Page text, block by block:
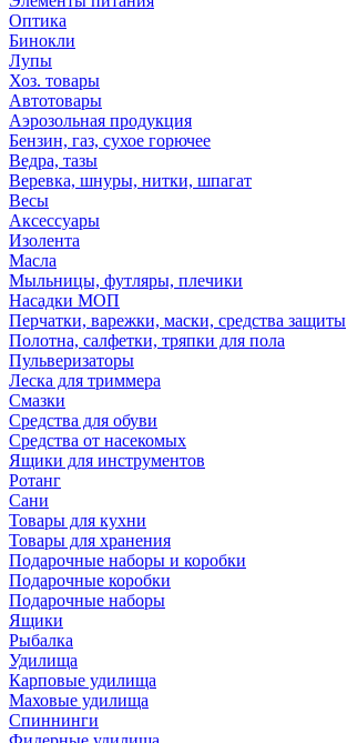
Оптика
Бинокли
Лупы
Хоз. товары
Автотовары
Аэрозольная продукция
Бензин, газ, сухое горючее
Ведра, тазы
Веревка, шнуры, нитки, шпагат
Весы
Аксессуары
Изолента
Масла
Мыльницы, футляры, плечики
Насадки МОП
Перчатки, варежки, маски, средства защиты
Полотна, салфетки, тряпки для пола
Пульверизаторы
Леска для триммера
Смазки
Средства для обуви
Средства от насекомых
Ящики для инструментов
Ротанг
Сани
Товары для кухни
Товары для хранения
Подарочные наборы и коробки
Подарочные коробки
Подарочные наборы
Ящики
Рыбалка
Удилища
Карповые удилища
Маховые удилища
Спиннинги